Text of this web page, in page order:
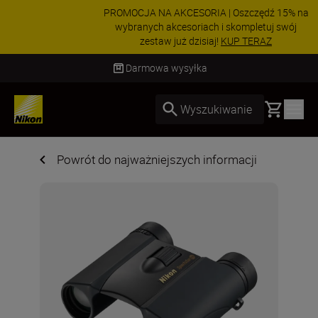
PROMOCJA NA AKCESORIA | Oszczędź 15% na
wybranych akcesoriach i skompletuj swój
zestaw już dzisiaj! KUP TERAZ
Dostawa od 2 do 4 dni roboczych
Wyszukiwanie Basket
Powrót do najważniejszych informacji